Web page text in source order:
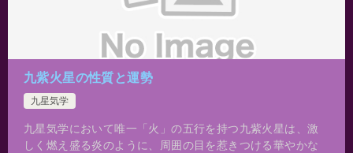
九紫火星の性質と運勢
九星気学
九星気学において唯一「火」の五行を持つ九紫火星は、激
しく燃え盛る炎のように、周囲の目を惹きつける華やかな